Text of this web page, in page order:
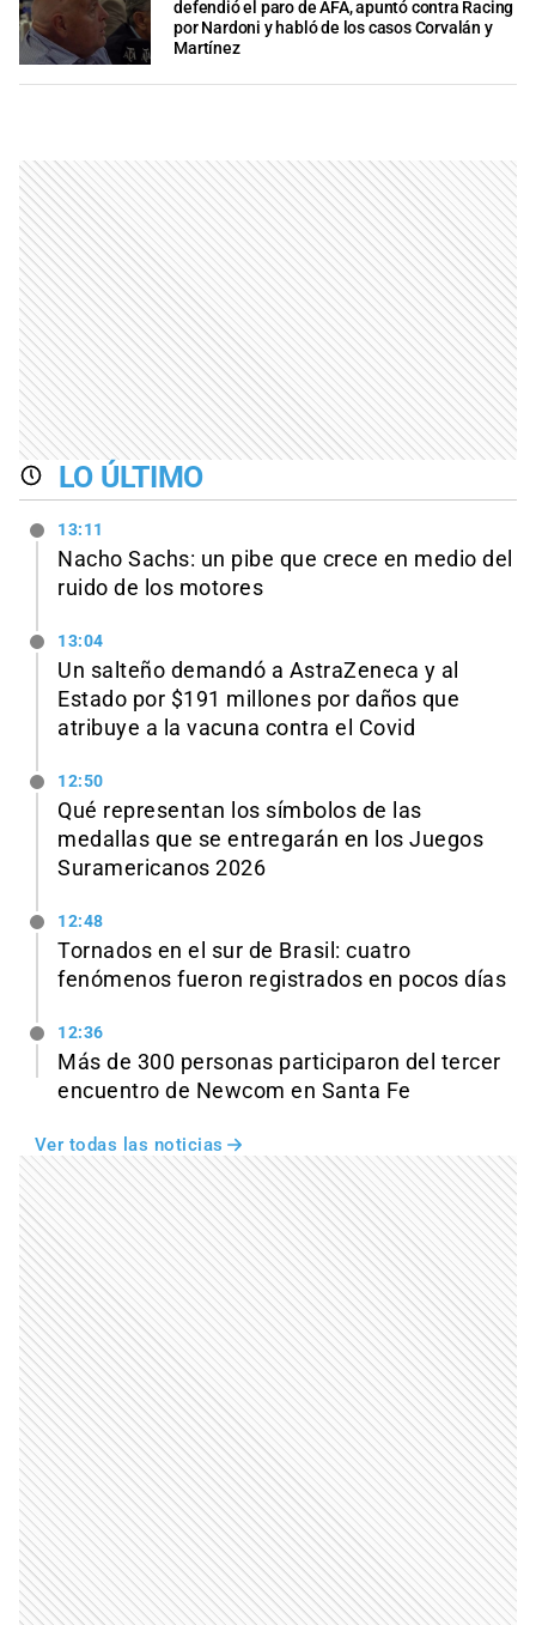
defendió el paro de AFA, apuntó contra Racing
por Nardoni y habló de los casos Corvalán y
Martínez
LO ÚLTIMO
13:11
Nacho Sachs: un pibe que crece en medio del
ruido de los motores
13:04
Un salteño demandó a AstraZeneca y al
Estado por $191 millones por daños que
atribuye a la vacuna contra el Covid
12:50
Qué representan los símbolos de las
medallas que se entregarán en los Juegos
Suramericanos 2026
12:48
Tornados en el sur de Brasil: cuatro
fenómenos fueron registrados en pocos días
12:36
Más de 300 personas participaron del tercer
encuentro de Newcom en Santa Fe
Ver todas las noticias